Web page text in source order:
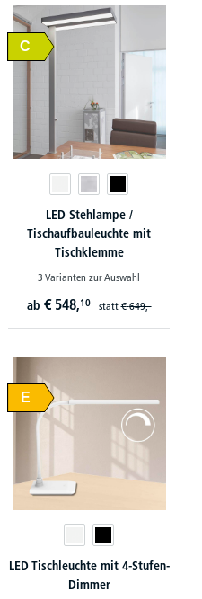
C
LED Stehlampe /
Tischaufbauleuchte mit
Tischklemme
3 Varianten zur Auswahl
ab € 548,10 statt€ 649,-
E
LED Tischleuchte mit 4-Stufen-
Dimmer